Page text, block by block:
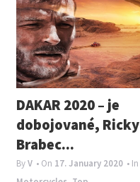
DAKAR 2020 – je
dobojované, Ricky
Brabec...
ByV • On 17. January 2020 • In